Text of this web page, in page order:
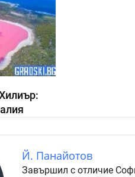
Й. Панайотов
Завършил с отличие